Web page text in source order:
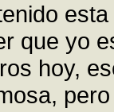
que yo
hoy,